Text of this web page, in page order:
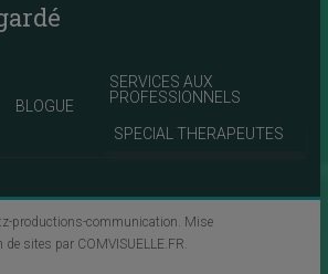
BLOGUE
SERVICES AUX
PROFESSIONNELS
SPECIAL THERAPEUTES
productions-communication. Mise
de sites par COMVISUELLE.FR.